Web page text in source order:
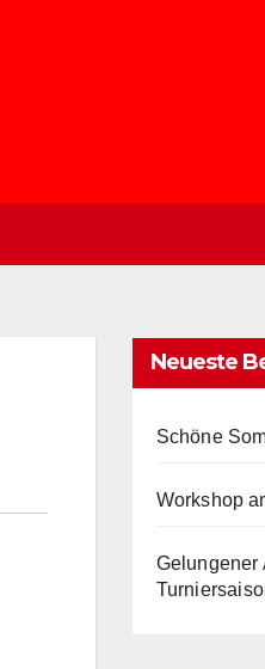
Neueste
Schöne
Workshop
Gelungener